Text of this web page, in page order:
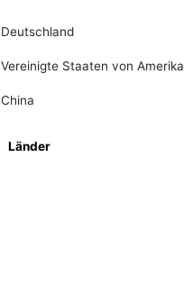
Deutschland
Vereinigte Staaten von Amerika
China
Länder